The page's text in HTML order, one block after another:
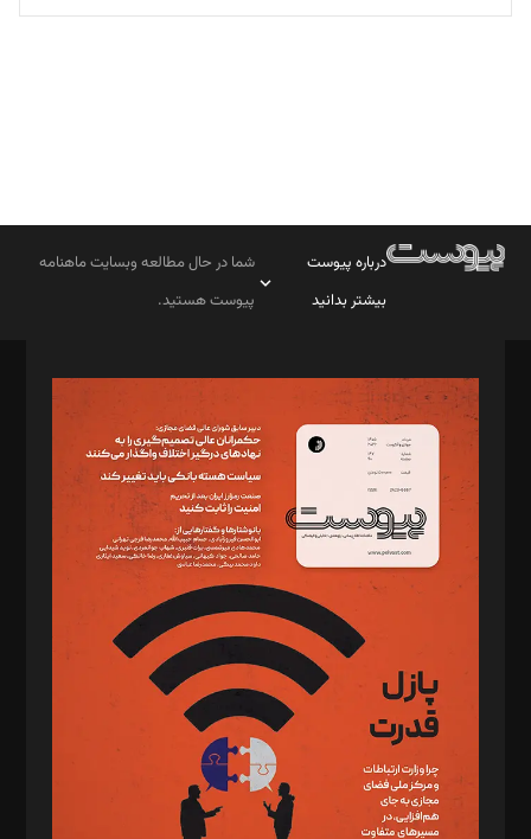
تحریریه
درباره پیوست
بیشتر بدانید
شما در حال مطالعه وبسایت ماهنامه
پیوست هستید.
مدیر مسئول: محمدباقر اثنی‌عشری
سردبیر: مهرک محمودی
دبیر تحریریه: میثم قاسمی
د‌بیر ناداستان: سمانه سمیع
د‌بیر خدمت و تجارت: ابوالفضل رجبی
د‌بیر حقوق فناوری: حسام‌الدین ایپکچی
د‌بیر پیوست جهان: مینا پاکدل
د‌بیر تحریریه آنلاین: بابک نقاش
تحریریه‌: مجتبی محمود‌ی، آرش برهمند، یسنا امان‌پور، سروش کرمیان،
مصطفی مسجدی آرانی، ابوالفضل رجبی، زهرا فکرانه، فائزه فتحی
رستمی،مصطفی باستان
ویرایش: نگار استاد‌‌آقا
طراح یونیفرم: مجید توکلی
فیلمبرداری و عکاسی: امیر شفیعی، مانی لطفی زاده